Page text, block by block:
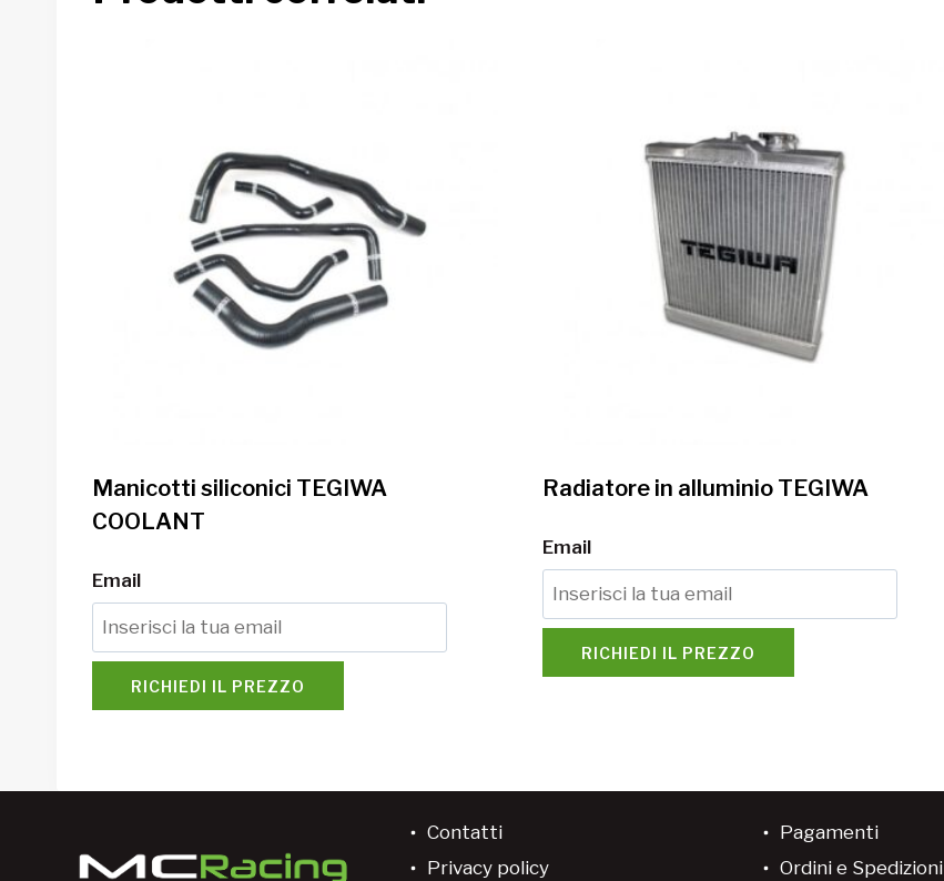
Manicotti siliconici TEGIWA
COOLANT
Email
RICHIEDI IL PREZZO
Radiatore in alluminio TEGIWA
Email
RICHIEDI IL PREZZO
Contatti
Privacy policy
Pagamenti
Ordini e Spedizioni